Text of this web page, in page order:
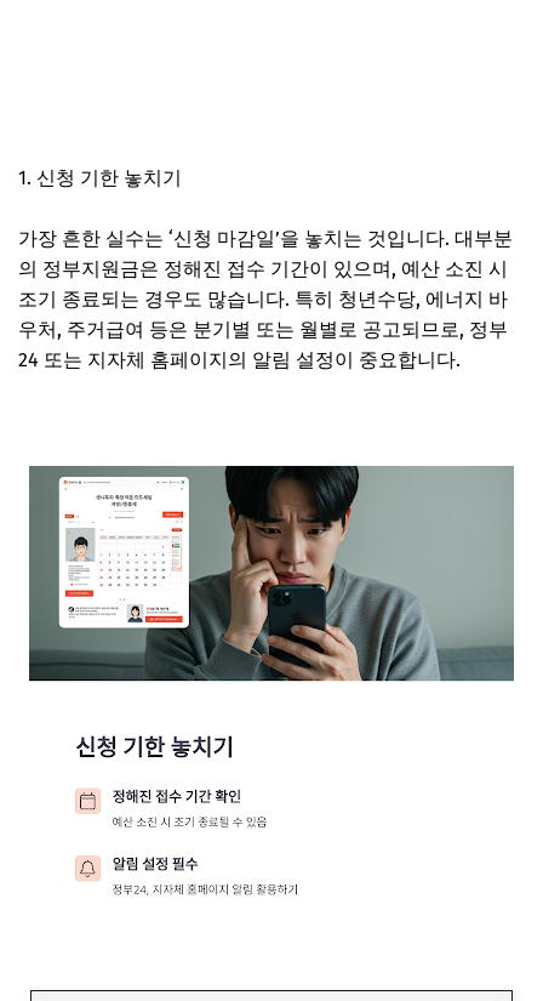
1. 신청 기한 놓치기
가장 흔한 실수는 ‘신청 마감일’을 놓치는 것입니다. 대부분
의 정부지원금은 정해진 접수 기간이 있으며, 예산 소진 시
조기 종료되는 경우도 많습니다. 특히 청년수당, 에너지 바
우처, 주거급여 등은 분기별 또는 월별로 공고되므로, 정부
24 또는 지자체 홈페이지의 알림 설정이 중요합니다.